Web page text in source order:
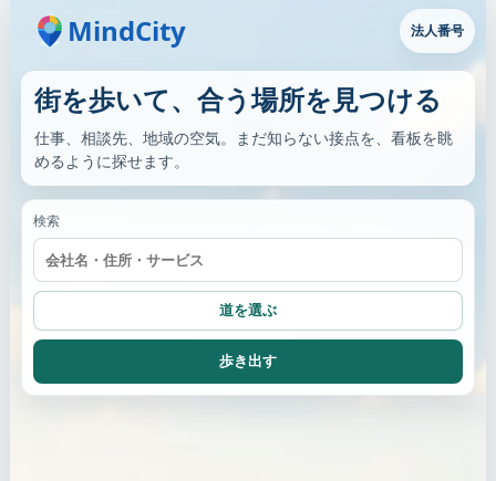
MindCity 法人番号
街を歩いて、合う場所を見つける
仕事、相談先、地域の空気。まだ知らない接点を、看板を眺
めるように探せます。
検索
道を選ぶ
歩き出す